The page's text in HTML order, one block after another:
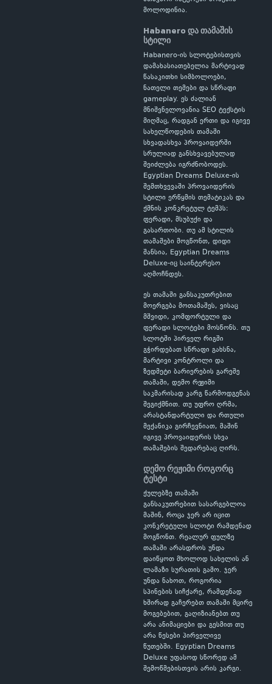
მოლოდინია.
Habanero და თამაშის
სტილი
Habanero-ის სლოტებისთვის
დამახასიათებელია მარტივად
წასაკითხი სიმბოლოები,
ნათელი თემები და სწრაფი
gameplay. ეს ძალიან
მნიშვნელოვანია SEO ტექსტის
მიღმაც, რადგან ერთი და იგივე
სახელწოდების თამაში
სხვადასხვა პროვაიდერში
სრულიად განსხვავებულად
შეიძლება იგრძნობოდეს.
Egyptian Dreams Deluxe-ის
შემთხვევაში პროვაიდერის
სტილი ერწყმის თემატიკას და
ქმნის კონკრეტულ ტემპს:
ფერადი, მსუბუქი და
გასართობი. თუ ამ სტილის
თამაშები მოგწონთ, დიდი
შანსია, Egyptian Dreams
Deluxe-იც საინტერესო
აღმოჩნდეს.
ეს თამაში განსაკუთრებით
მოერგება მოთამაშეს, ვისაც
მშვიდი, კომფორტული და
ფერადი სლოტები მოსწონს. თუ
სლოტში პირველ რიგში
გჭირდებათ სწრაფი გახსნა,
მარტივი კონტროლი და
ზედმეტი ბარიერების გარეშე
თამაში, დემო რეჟიმი
საკმარისად კარგ წარმოდგენას
შეგიქმნით. თუ უფრო ღრმა,
არასტანდარტული და რთული
მექანიკა გირჩევნიათ, მაშინ
იგივე პროვაიდერის სხვა
თამაშების შედარებაც ღირს.
დემო რეჟიმი როგორც
ტესტი
ქულებზე თამაში
განსაკუთრებით სასარგებლოა
მაშინ, როცა ჯერ არ იცით
კონკრეტული სლოტი რამდენად
მოგწონთ. რეალურ ფულზე
თამაში არასდროს უნდა
დაიწყოთ მხოლოდ სახელის ან
ლამაზი სურათის გამო. ჯერ
უნდა ნახოთ, როგორია
სპინების სიჩქარე, რამდენად
ხშირად გაჩერებთ თამაში მცირე
მოგებებით, გაღიზიანებთ თუ
არა ანიმაციები და გესმით თუ
არა წესები პირველივე
წუთებში. Egyptian Dreams
Deluxe უფასოდ სწორედ ამ
შემოწმებისთვის არის კარგი.